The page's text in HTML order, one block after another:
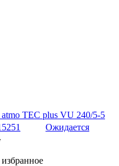
TEC plus VU 240/5-5
Ожидается